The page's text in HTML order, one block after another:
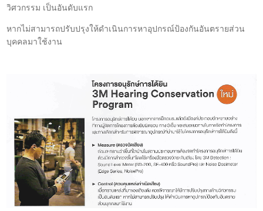
วิศวกรรม เป็นอันดับแรก
หากไม่สามารถปรับปรุงให้ดำเนินการหาอุปกรณ์ป้องกันอันตรายส่วน
บุคคลมาใช้งาน